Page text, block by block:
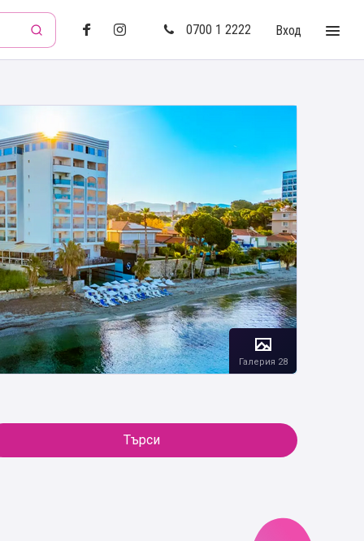
0700 1 2222 Вход
Галерия 28
Търси